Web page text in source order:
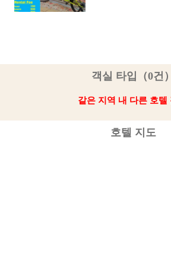
객실 타입（0건）
같은 지역 내 다른 호텔
호텔 지도